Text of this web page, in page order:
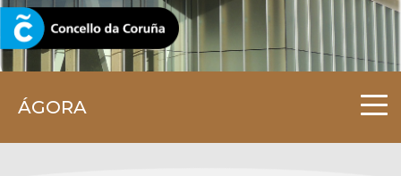
ÁGORA
CORUNA.GAL